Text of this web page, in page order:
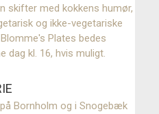
skifter med kokkens humør,
og ikke-vegetariske
Plates bedes
dag kl. 16, hvis muligt.
Bornholm og i Snogebæk